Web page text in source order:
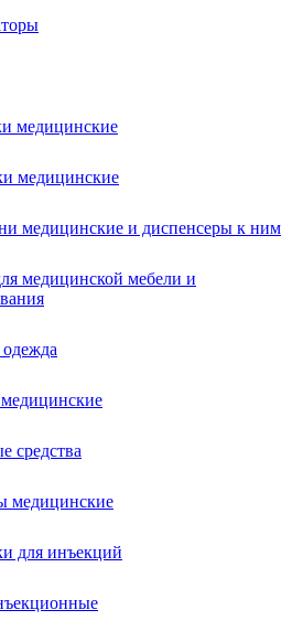
медицинские
медицинские
медицинские и диспенсеры к ним
медицинской мебели и
средства
для инъекций